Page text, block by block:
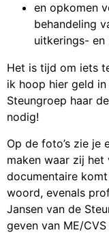
en opkomen
behandeling
uitkerings- en
Het is tijd om iets
ik hoop hier geld
Steungroep haar
nodig!
Op de foto’s zie je
maken waar zij het
documentaire
woord, evenals
Jansen van de
geven van ME/